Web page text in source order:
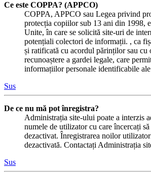
Ce este COPPA? (APPCO)
COPPA, APPCO sau Legea privind
protecția copiilor sub 13 ani din 1998,
Unite, în care se solicită site-uri de
potențiali colectori de informații. , ca
și ratificată cu acordul părinților sau cu
recunoaștere a gardei legale, care
informațiilor personale identificabile
Sus
De ce nu mă pot înregistra?
Administrația site-ului poate a interzis
numele de utilizator cu care încercați
dezactivat. Înregistrarea noilor
dezactivată. Contactați Administrația
Sus